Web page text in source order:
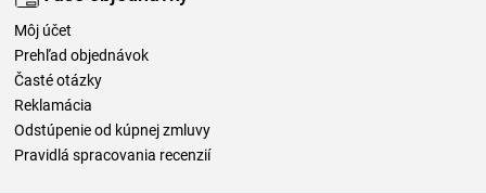
Môj účet
Prehľad objednávok
Časté otázky
Reklamácia
Odstúpenie od kúpnej zmluvy
Pravidlá spracovania recenzií